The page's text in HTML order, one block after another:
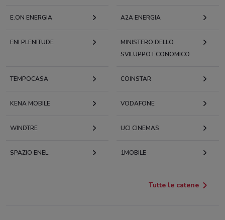
E.ON ENERGIA A2A ENERGIA
ENI PLENITUDE
MINISTERO DELLO
SVILUPPO ECONOMICO
TEMPOCASA COINSTAR
KENA MOBILE VODAFONE
WINDTRE UCI CINEMAS
SPAZIO ENEL 1MOBILE
Tutte le catene